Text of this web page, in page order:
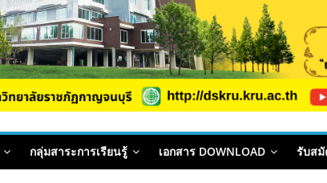
กลุ่มสาระการเรียนรู้ เอกสาร DOWNLOAD รับสมั